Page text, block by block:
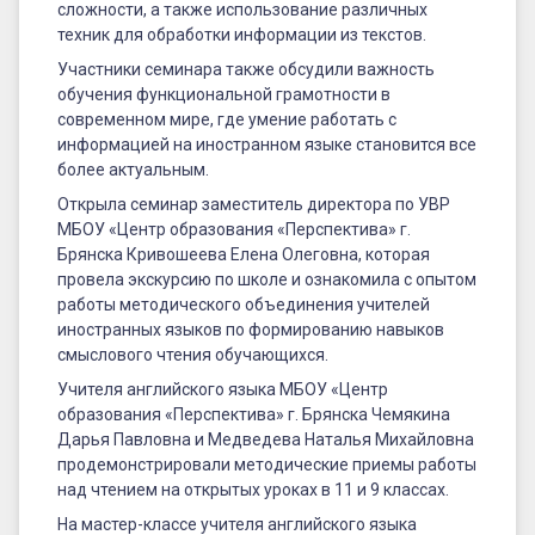
сложности, а также использование различных
техник для обработки информации из текстов.
Участники семинара также обсудили важность
обучения функциональной грамотности в
современном мире, где умение работать с
информацией на иностранном языке становится все
более актуальным.
Открыла семинар заместитель директора по УВР
МБОУ «Центр образования «Перспектива» г.
Брянска Кривошеева Елена Олеговна, которая
провела экскурсию по школе и ознакомила с опытом
работы методического объединения учителей
иностранных языков по формированию навыков
смыслового чтения обучающихся.
Учителя английского языка МБОУ «Центр
образования «Перспектива» г. Брянска Чемякина
Дарья Павловна и Медведева Наталья Михайловна
продемонстрировали методические приемы работы
над чтением на открытых уроках в 11 и 9 классах.
На мастер-классе учителя английского языка